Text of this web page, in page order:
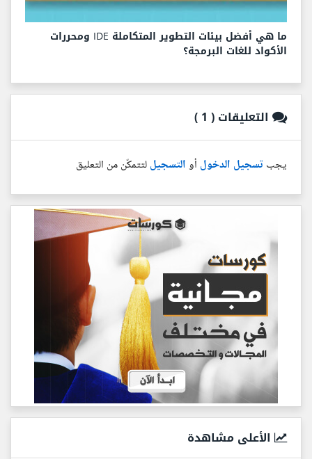
ما هي أفضل بيئات التطوير المتكاملة IDE ومحررات
الأكواد للغات البرمجة؟
التعليقات( 1 )
يجبتسجيل الدخول أوالتسجيللتتمكّن من التعليق
الأعلى مشاهدة